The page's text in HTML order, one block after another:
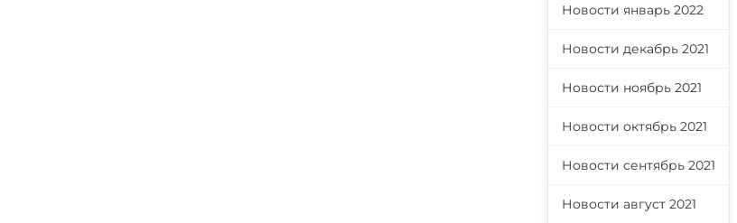
Новости январь 2022
Новости декабрь 2021
Новости ноябрь 2021
Новости октябрь 2021
Новости сентябрь 2021
Новости август 2021